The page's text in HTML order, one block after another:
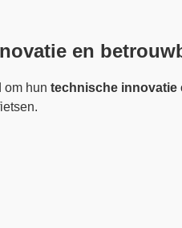
en
om hun technische innovatie